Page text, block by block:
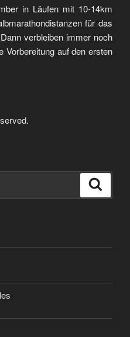
in Läufen mit 10-14km
für das
verbleiben immer noch
Vorbereitung auf den ersten